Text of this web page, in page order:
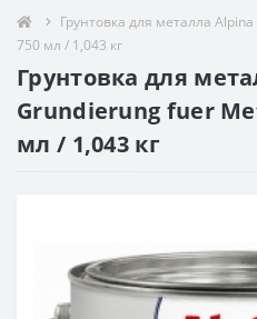
Грунтовка для металла
750 мл / 1,043 кг
Грунтовка для
Grundierung fuer
мл / 1,043 кг